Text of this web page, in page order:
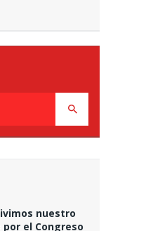
nuestro
por el Congreso